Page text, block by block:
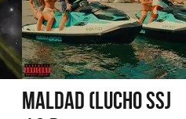
MALDAD (LUCHO SSJ